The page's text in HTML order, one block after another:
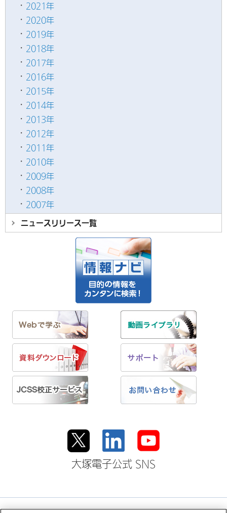
2021年
2020年
2019年
2018年
2017年
2016年
2015年
2014年
2013年
2012年
2011年
2010年
2009年
2008年
2007年
ニュースリリース一覧
大塚電子公式 SNS